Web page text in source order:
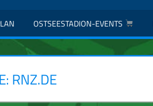
OSTSEESTADION-EVENTS
RNZ.DE